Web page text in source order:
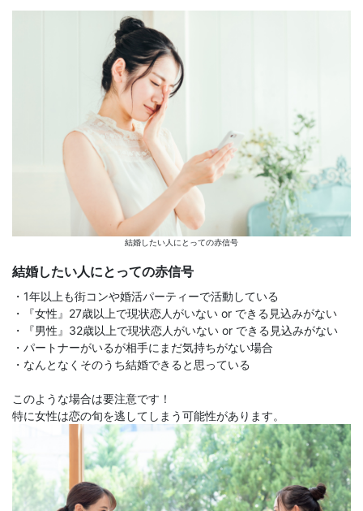
結婚したい人にとっての赤信号
結婚したい人にとっての赤信号
・1年以上も街コンや婚活パーティーで活動している
・『女性』27歳以上で現状恋人がいない or できる見込みがない
・『男性』32歳以上で現状恋人がいない or できる見込みがない
・パートナーがいるが相手にまだ気持ちがない場合
・なんとなくそのうち結婚できると思っている
このような場合は要注意です！
特に女性は恋の旬を逃してしまう可能性があります。